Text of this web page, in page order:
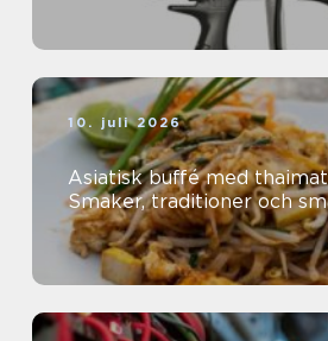
10. juli 2026
Asiatisk buffé med
Smaker, traditioner och